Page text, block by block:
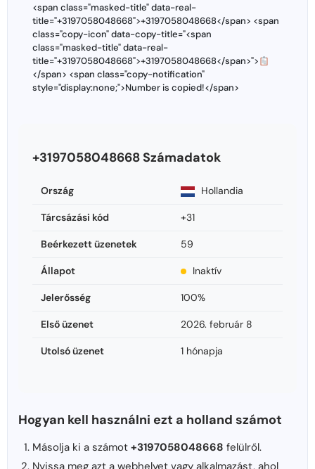
<span class="masked-title" data-real-
title="+3197058048668">+3197058048668</span> <span
class="copy-icon" data-copy-title="<span
class="masked-title" data-real-
title="+3197058048668">+3197058048668</span>">
</span> <span class="copy-notification"
style="display:none;">Number is copied!</span>
+3197058048668 Számadatok
Ország Hollandia
Tárcsázási kód +31
Beérkezett üzenetek 59
Állapot Inaktív
Jelerősség 100%
Első üzenet 2026. február 8
Utolsó üzenet 1 hónapja
Hogyan kell használni ezt a holland számot
Másolja ki a számot +3197058048668 felülről.